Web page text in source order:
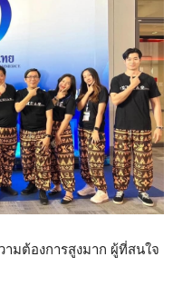
มต้องการสูงมาก ผู้ที่สนใจ